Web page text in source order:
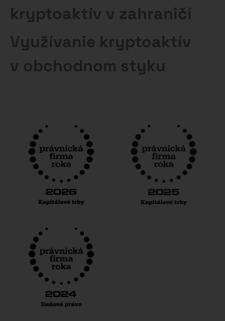
kryptoaktív v zahraničí
Využívanie kryptoaktív
v obchodnom styku